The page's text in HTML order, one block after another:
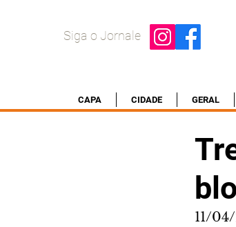
Siga o Jornale
CAPA CIDADE GERAL
11/